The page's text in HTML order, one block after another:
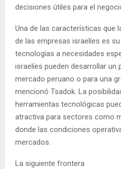
decisiones útiles para el
Una de las características que
de las empresas israelíes es
tecnologías a necesidades
israelíes pueden desarrollar
mercado peruano o para una
mencionó Tsadok. La
herramientas tecnológicas
atractiva para sectores como
donde las condiciones
mercados.
La siguiente frontera